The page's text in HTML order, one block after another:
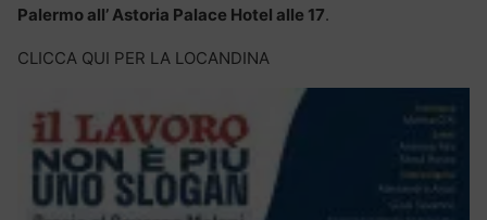
Palermo all’ Astoria Palace Hotel alle 17.
CLICCA QUI PER LA LOCANDINA